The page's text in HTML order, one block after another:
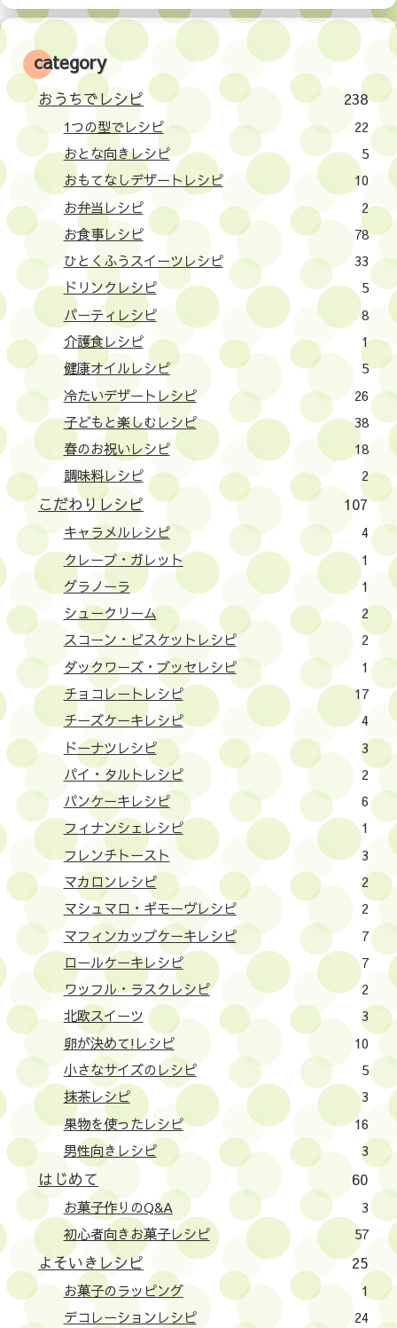
category
おうちでレシピ 238
1つの型でレシピ
22
おとな向きレシピ
5
おもてなしデザートレシピ
10
お弁当レシピ
2
お食事レシピ
78
ひとくふうスイーツレシピ
33
ドリンクレシピ
5
パーティレシピ
8
介護食レシピ
1
健康オイルレシピ
5
冷たいデザートレシピ
26
子どもと楽しむレシピ
38
春のお祝いレシピ
18
調味料レシピ
2
こだわりレシピ 107
キャラメルレシピ
4
クレープ・ガレット
1
グラノーラ
1
シュークリーム
2
スコーン・ビスケットレシピ
2
ダックワーズ・ブッセレシピ
1
チョコレートレシピ
17
チーズケーキレシピ
4
ドーナツレシピ
3
パイ・タルトレシピ
2
パンケーキレシピ
6
フィナンシェレシピ
1
フレンチトースト
3
マカロンレシピ
2
マシュマロ・ギモーヴレシピ
2
マフィンカップケーキレシピ
7
ロールケーキレシピ
7
ワッフル・ラスクレシピ
2
北欧スイーツ
3
卵が決めて!レシピ
10
小さなサイズのレシピ
5
抹茶レシピ
3
果物を使ったレシピ
16
男性向きレシピ
3
はじめて 60
お菓子作りのQ&A
3
初心者向きお菓子レシピ
57
よそいきレシピ 25
お菓子のラッピング
1
デコレーションレシピ
24